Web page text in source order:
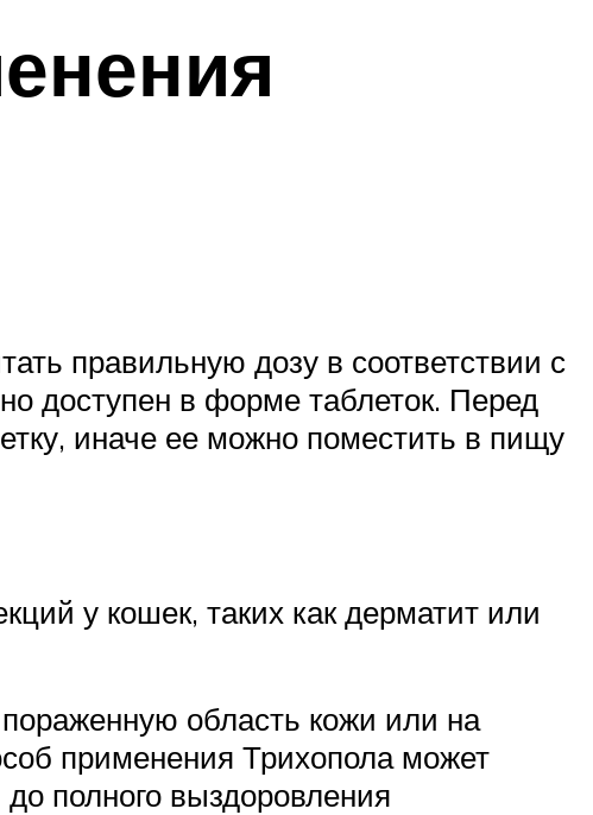
правильную дозу в соответствии с
доступен в форме таблеток. Перед
иначе ее можно поместить в пищу
у кошек, таких как дерматит или
область кожи или на
применения Трихопола может
полного выздоровления